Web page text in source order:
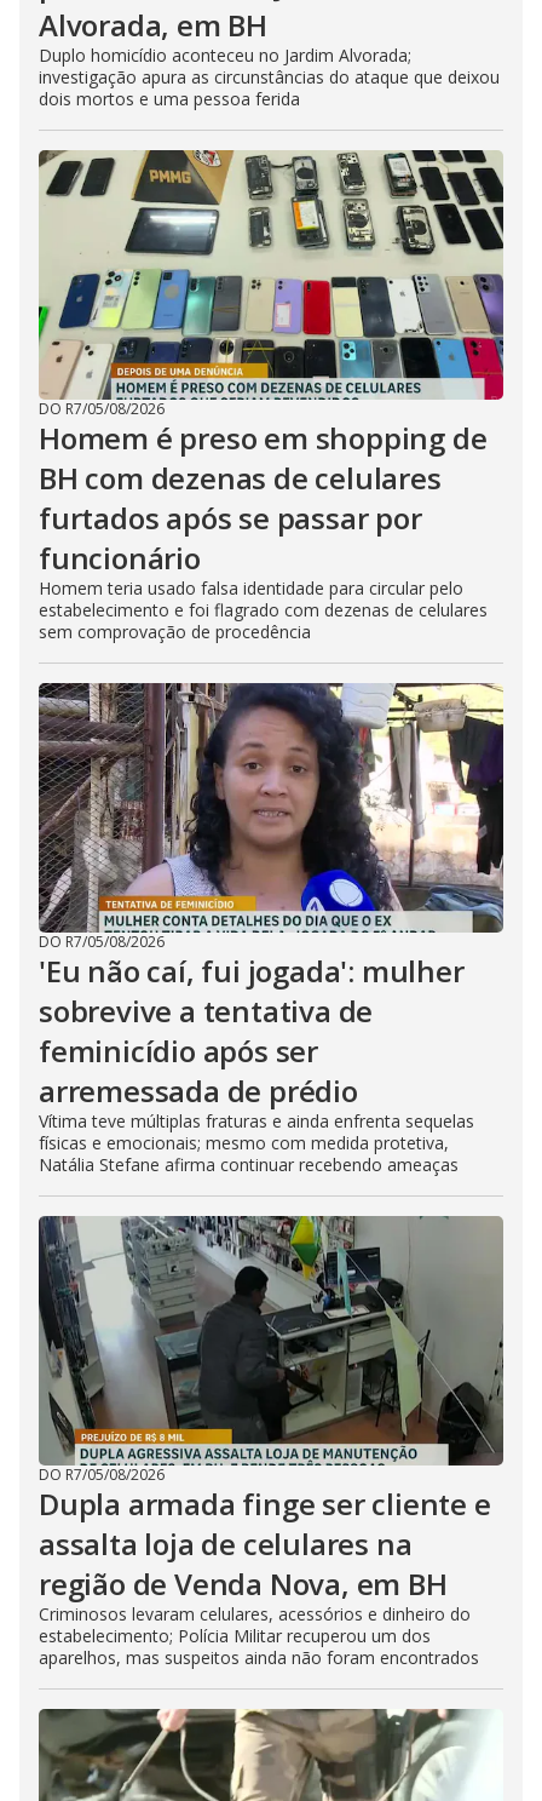
Alvorada, em BH
Duplo homicídio aconteceu no Jardim Alvorada;
investigação apura as circunstâncias do ataque que deixou
dois mortos e uma pessoa ferida
DO R7/05/08/2026
Homem é preso em shopping de
BH com dezenas de celulares
furtados após se passar por
funcionário
Homem teria usado falsa identidade para circular pelo
estabelecimento e foi flagrado com dezenas de celulares
sem comprovação de procedência
DO R7/05/08/2026
'Eu não caí, fui jogada': mulher
sobrevive a tentativa de
feminicídio após ser
arremessada de prédio
Vítima teve múltiplas fraturas e ainda enfrenta sequelas
físicas e emocionais; mesmo com medida protetiva,
Natália Stefane afirma continuar recebendo ameaças
DO R7/05/08/2026
Dupla armada finge ser cliente e
assalta loja de celulares na
região de Venda Nova, em BH
Criminosos levaram celulares, acessórios e dinheiro do
estabelecimento; Polícia Militar recuperou um dos
aparelhos, mas suspeitos ainda não foram encontrados